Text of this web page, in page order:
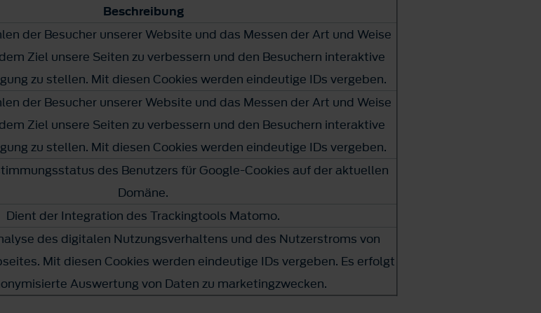
Beschreibung
der Besucher unserer Website und das Messen der Art und Weise
Ziel unsere Seiten zu verbessern und den Besuchern interaktive
zu stellen. Mit diesen Cookies werden eindeutige IDs vergeben.
der Besucher unserer Website und das Messen der Art und Weise
Ziel unsere Seiten zu verbessern und den Besuchern interaktive
zu stellen. Mit diesen Cookies werden eindeutige IDs vergeben.
des Benutzers für Google-Cookies auf der aktuellen
Domäne.
Dient der Integration des Trackingtools Matomo.
des digitalen Nutzungsverhaltens und des Nutzerstroms von
Mit diesen Cookies werden eindeutige IDs vergeben. Es erfolgt
Auswertung von Daten zu marketingzwecken.